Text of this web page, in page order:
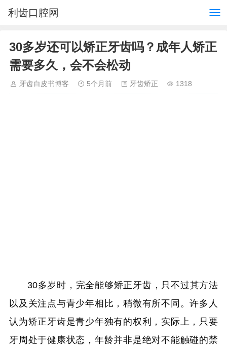
利齿口腔网
30多岁还可以矫正牙齿吗？成年人矫正
需要多久，会不会松动
牙齿白皮书博客 5个月前 牙齿矫正 1318
30多岁时，完全能够矫正牙齿，只不过其方法
以及关注点与青少年相比，稍微有所不同。许多人
认为矫正牙齿是青少年独有的权利，实际上，只要
牙周处于健康状态，年龄并非是绝对不能触碰的禁